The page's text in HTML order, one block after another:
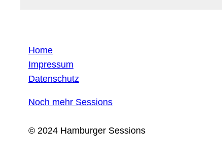
Home
Impressum
Datenschutz
Noch mehr Sessions
© 2024 Hamburger Sessions